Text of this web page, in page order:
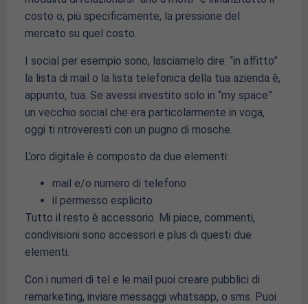
costo o, più specificamente, la pressione del
mercato su quel costo.
I social per esempio sono, lasciamelo dire: “in affitto”
la lista di mail o la lista telefonica della tua azienda è,
appunto, tua. Se avessi investito solo in “my space”
un vecchio social che era particolarmente in voga,
oggi ti ritroveresti con un pugno di mosche.
L’oro digitale è composto da due elementi:
mail e/o numero di telefono
il permesso esplicito
Tutto il resto è accessorio. Mi piace, commenti,
condivisioni sono accessori e plus di questi due
elementi.
Con i numeri di tel e le mail puoi creare pubblici di
remarketing, inviare messaggi whatsapp, o sms. Puoi